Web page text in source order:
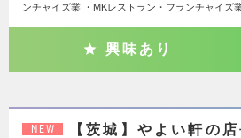
ンチャイズ業 ・MKレストラン・フランチャイズ
興味あり
NEW
【茨城】やよい軒の